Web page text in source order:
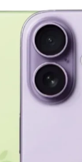
拖吊 中午
東部高溫飆
掮客大玩兩
現身／周玉
由政府委任